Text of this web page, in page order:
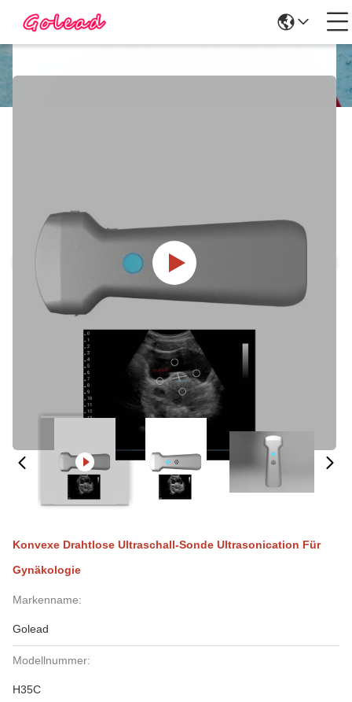
Einzelheiten Zu Den Produkten
Konvexe Drahtlose Ultraschall-Sonde Ultrasonication Für
Gynäkologie
Markenname:
Golead
Modellnummer:
H35C